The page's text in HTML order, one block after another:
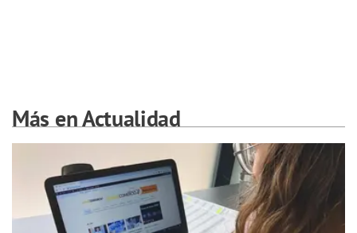
Más en Actualidad